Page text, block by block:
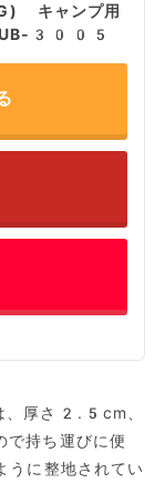
キャンプ用
UB-3005
、厚さ2.5cm、
持ち運びに便
に整地されてい